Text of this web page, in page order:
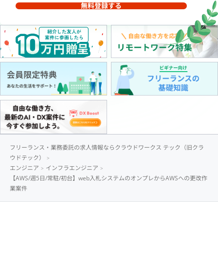
無料登録する
フリーランス・業務委託の求人情報ならクラウドワークス テック（旧クラ
ウドテック）
エンジニア
インフラエンジニア
【AWS/週5日/常駐/初台】web入札システムのオンプレからAWSへの更改作
業案件